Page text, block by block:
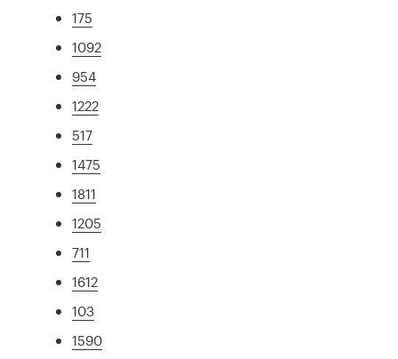
175
1092
954
1222
517
1475
1811
1205
711
1612
103
1590